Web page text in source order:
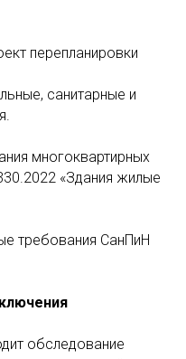
перепланировки
санитарные и
многоквартирных
«Здания жилые
требования СанПиН
обследование